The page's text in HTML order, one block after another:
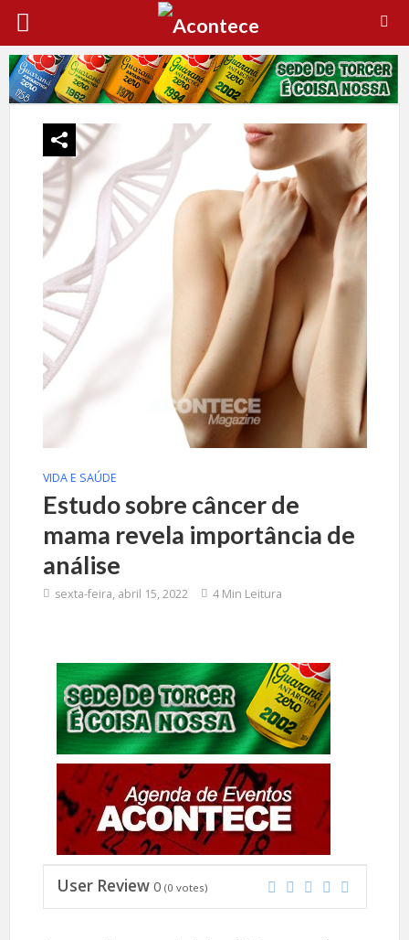
VIDA E SAÚDE
Estudo sobre câncer de
mama revela importância de
análise
sexta-feira, abril 15, 2022 4 Min Leitura
User Review 0 (0 votes)